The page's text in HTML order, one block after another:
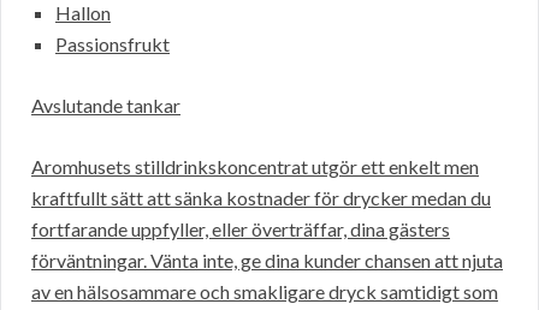
Hallon
Passionsfrukt
Avslutande tankar
Aromhusets stilldrinkskoncentrat utgör ett enkelt men
kraftfullt sätt att sänka kostnader för drycker medan du
fortfarande uppfyller, eller överträffar, dina gästers
förväntningar. Vänta inte, ge dina kunder chansen att njuta
av en hälsosammare och smakligare dryck samtidigt som